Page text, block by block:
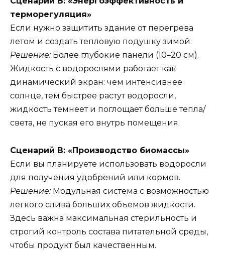
терморегуляция»
Если нужно защитить здание от перегрева
летом и создать тепловую подушку зимой.
Решение:Более глубокие панели (10–20 см).
Жидкость с водорослями работает как
динамический экран: чем интенсивнее
солнце, тем быстрее растут водоросли,
жидкость темнеет и поглощает больше тепла/
света, не пуская его внутрь помещения.
Сценарий В: «Производство биомассы»
Если вы планируете использовать водоросли
для получения удобрений или кормов.
Решение:Модульная система с возможностью
легкого слива больших объемов жидкости.
Здесь важна максимальная стерильность и
строгий контроль состава питательной среды,
чтобы продукт был качественным.